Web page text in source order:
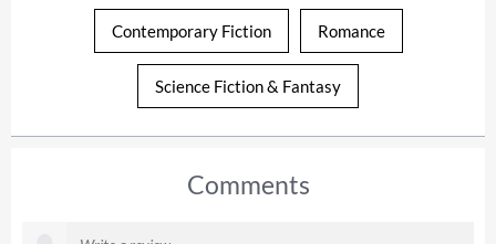
Contemporary Fiction Romance
Science Fiction & Fantasy
Comments